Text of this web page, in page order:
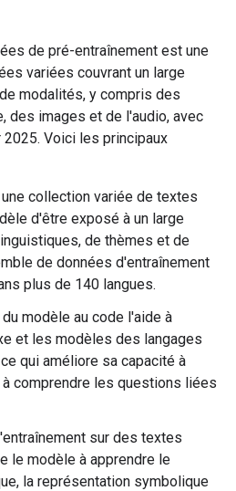
de pré-entraînement est une
variées couvrant un large
modalités, y compris des
des images et de l'audio, avec
Voici les principaux
une collection variée de textes
d'être exposé à un large
de thèmes et de
de données d'entraînement
plus de 140 langues.
modèle au code l'aide à
et les modèles des langages
qui améliore sa capacité à
comprendre les questions liées
sur des textes
le modèle à apprendre le
la représentation symbolique